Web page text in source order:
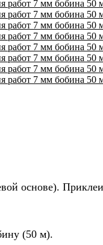
основе).
(50 м).